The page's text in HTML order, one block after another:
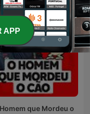
que Mordeu o
APP